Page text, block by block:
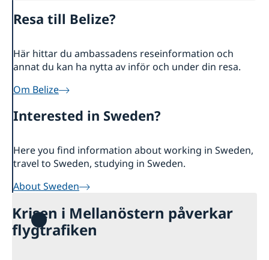
Om oss
Så stöttar vi svenska företag
Vi är en resurs för svenska företag
Så kan du få stöd
Anmäl handelshinder
Nyheter
Resa till Belize?
Här hittar du ambassadens reseinformation och
annat du kan ha nytta av inför och under din resa.
Om Belize
Interested in Sweden?
Here you find information about working in Sweden,
travel to Sweden, studying in Sweden.
About Sweden
Krisen i Mellanöstern påverkar
flygtrafiken